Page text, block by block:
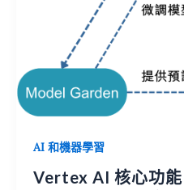
AI 和機器學習
Vertex AI 核心功